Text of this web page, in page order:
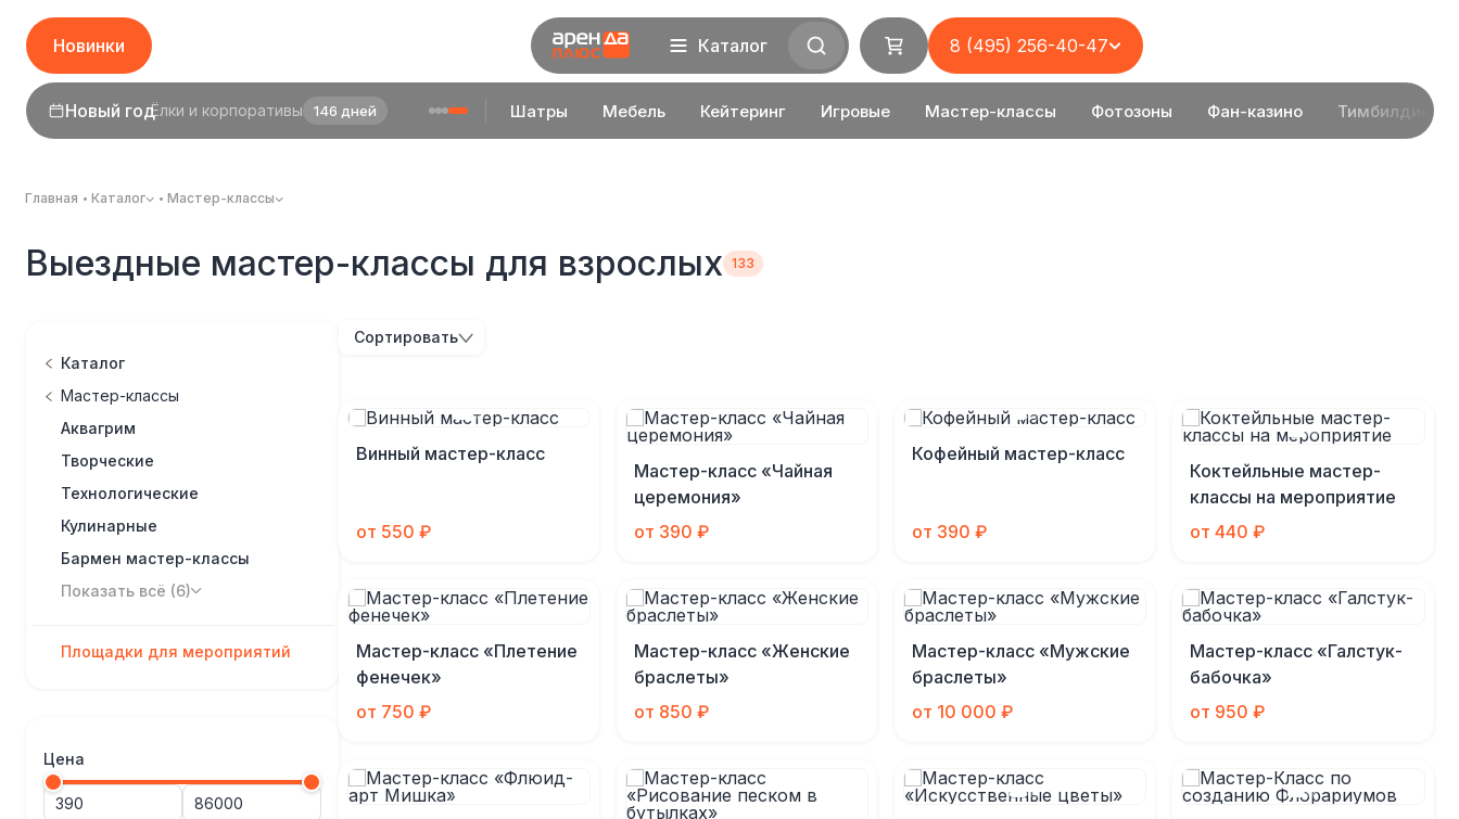
Новинки
Новый годЁлки и корпоративы 146 дней Шатры Мебель Кейтеринг Игровые Мастер-классы Фотозоны Фан-казино Тимбилдинг
Каталог 8 (495) 256-40-47
Главная Каталог Мастер-классы
Выездные мастер-классы для взрослых
Каталог
Мастер-классы
Аквагрим
Творческие
Технологические
Кулинарные
Бармен мастер-классы
Показать всё (6)
Площадки для мероприятий
Цена
Сортировать
Винный мастер-класс
от 550 ₽
Мастер-класс «Чайная
церемония»
от 390 ₽
Кофейный мастер-класс
от 390 ₽
Коктейльные мастер-
классы на мероприятие
от 440 ₽
Мастер-класс «Плетение
фенечек»
от 750 ₽
Мастер-класс «Женские
браслеты»
от 850 ₽
Мастер-класс «Мужские
браслеты»
от 10 000 ₽
Мастер-класс «Галстук-
бабочка»
от 950 ₽